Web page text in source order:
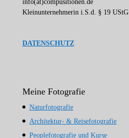
info(at)compusitionen.de
Kleinunternehmerin i.S.d. § 19 UStG
DATENSCHUTZ
Meine Fotografie
Naturfotografie
Architektur- & Reisefotografie
Peoplefotografie und Kurse